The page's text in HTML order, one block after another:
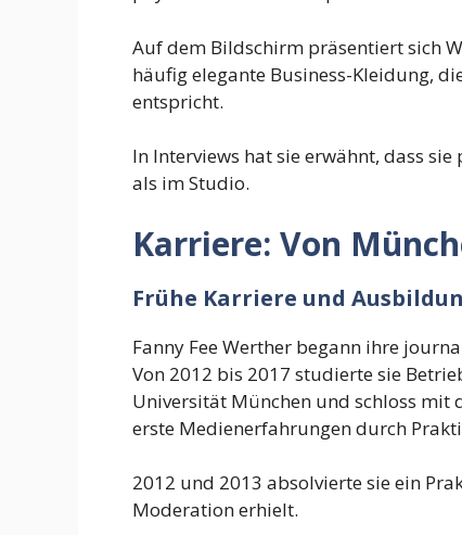
Auf dem Bildschirm präsentiert sich
häufig elegante Business-Kleidung,
entspricht.
In Interviews hat sie erwähnt, dass
als im Studio.
Karriere: Von
Frühe Karriere und
Fanny Fee Werther begann ihre
Von 2012 bis 2017 studierte sie
Universität München und schloss mit
erste Medienerfahrungen durch
2012 und 2013 absolvierte sie ein
Moderation erhielt.